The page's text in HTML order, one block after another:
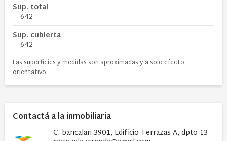
Sup. total
642
Sup. cubierta
642
Las superficies y medidas son aproximadas y a solo efecto
orientativo.
Contactá a la inmobiliaria
C. bancalari 3901, Edificio Terrazas A, dpto 13